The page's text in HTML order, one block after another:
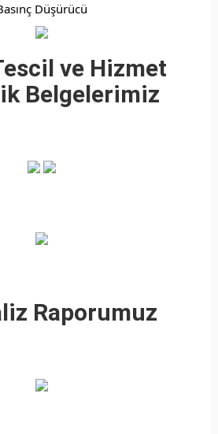
Düşürücü
ve Hizmet
Belgelerimiz
Raporumuz